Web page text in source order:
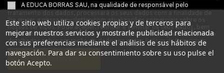
A EDUCA BORRAS SAU, na qualidade de responsável pelo
tratamento dos dados, processará os seus dados com a finalidade de
lhe enviar a nossa newsletter com atualizações comerciais sobre os
nossos serviços. Pode aceder, retificar e eliminar os seus dados, bem
como exercer outros direitos, consultando as informações adicionais e
detalhadas sobre proteção de dados na nossa Política de Privacidade
SUBSCREVER
Este sitio web utiliza cookies propias y de terceros para
mejorar nuestros servicios y mostrarle publicidad relacionada
con sus preferencias mediante el análisis de sus hábitos de
navegación. Para dar su consentimiento sobre su uso pulse el
botón Acepto.